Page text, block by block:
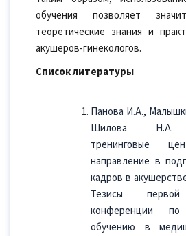
обучения позволяет
теоретические знания и
акушеров-гинекологов.
Список литературы
Панова И.А.,
Шилова Н.А.
тренинговые
направление в
кадров в
Тезисы первой
конференции по
обучению в